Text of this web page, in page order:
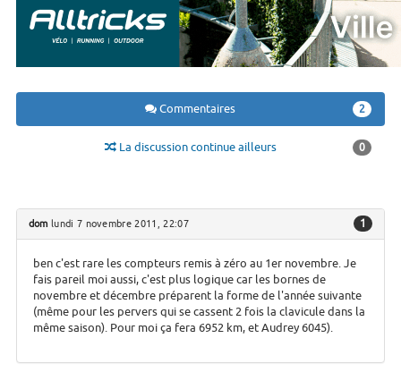
Commentaires 2
La discussion continue ailleurs 0
dom lundi 7 novembre 2011, 22:07 1
ben c'est rare les compteurs remis à zéro au 1er novembre. Je
fais pareil moi aussi, c'est plus logique car les bornes de
novembre et décembre préparent la forme de l'année suivante
(même pour les pervers qui se cassent 2 fois la clavicule dans la
même saison). Pour moi ça fera 6952 km, et Audrey 6045).